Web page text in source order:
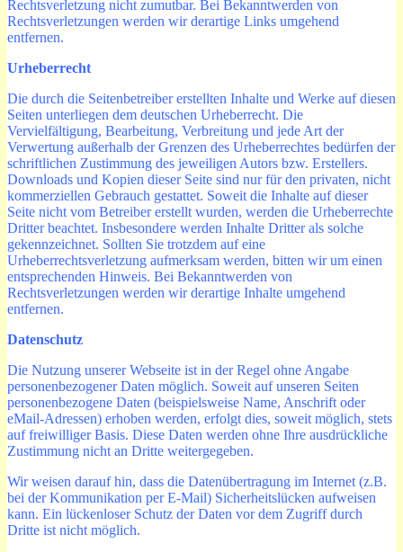
Rechtsverletzung nicht zumutbar. Bei Bekanntwerden von
Rechtsverletzungen werden wir derartige Links umgehend
entfernen.
Urheberrecht
Die durch die Seitenbetreiber erstellten Inhalte und Werke auf diesen
Seiten unterliegen dem deutschen Urheberrecht. Die
Vervielfältigung, Bearbeitung, Verbreitung und jede Art der
Verwertung außerhalb der Grenzen des Urheberrechtes bedürfen der
schriftlichen Zustimmung des jeweiligen Autors bzw. Erstellers.
Downloads und Kopien dieser Seite sind nur für den privaten, nicht
kommerziellen Gebrauch gestattet. Soweit die Inhalte auf dieser
Seite nicht vom Betreiber erstellt wurden, werden die Urheberrechte
Dritter beachtet. Insbesondere werden Inhalte Dritter als solche
gekennzeichnet. Sollten Sie trotzdem auf eine
Urheberrechtsverletzung aufmerksam werden, bitten wir um einen
entsprechenden Hinweis. Bei Bekanntwerden von
Rechtsverletzungen werden wir derartige Inhalte umgehend
entfernen.
Datenschutz
Die Nutzung unserer Webseite ist in der Regel ohne Angabe
personenbezogener Daten möglich. Soweit auf unseren Seiten
personenbezogene Daten (beispielsweise Name, Anschrift oder
eMail-Adressen) erhoben werden, erfolgt dies, soweit möglich, stets
auf freiwilliger Basis. Diese Daten werden ohne Ihre ausdrückliche
Zustimmung nicht an Dritte weitergegeben.
Wir weisen darauf hin, dass die Datenübertragung im Internet (z.B.
bei der Kommunikation per E-Mail) Sicherheitslücken aufweisen
kann. Ein lückenloser Schutz der Daten vor dem Zugriff durch
Dritte ist nicht möglich.